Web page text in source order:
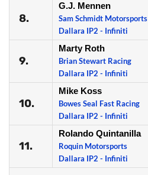
8.
G.J. Mennen
Sam Schmidt Motorsports
Dallara IP2 - Infiniti
9.
Marty Roth
Brian Stewart Racing
Dallara IP2 - Infiniti
10.
Mike Koss
Bowes Seal Fast Racing
Dallara IP2 - Infiniti
11.
Rolando Quintanilla
Roquin Motorsports
Dallara IP2 - Infiniti